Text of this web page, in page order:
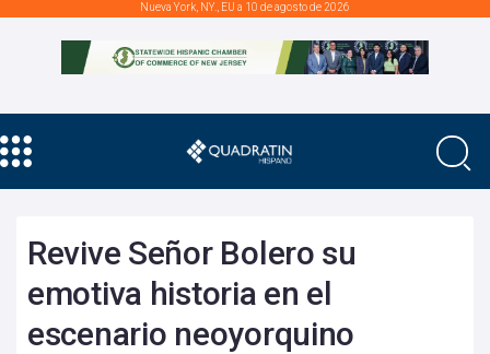
Nueva York, NY., EU a 10 de agosto de 2026
Revive Señor Bolero su
emotiva historia en el
escenario neoyorquino